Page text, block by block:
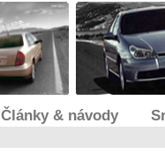
Články & návody